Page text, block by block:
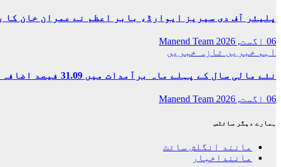
پلیئر آف دی سیریز ایوارڈ، بابر اعظم نے عمران خان کا
06 اگست, 2026
Manend Team
اہم خبریں تازہ خبریں
نئے مالی سال کے پہلے ماہ برآمدات میں 31.09 فیصد اضافہ، ادارہ شماریات
06 اگست, 2026 Manend Team
ہمارے دیگر سائٹس
مانند انگلش سائٹ
ماننداخبار